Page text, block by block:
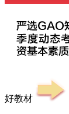
好教材